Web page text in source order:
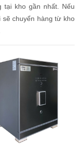
tại kho gần nhất. Nếu
sẽ chuyển hàng từ kho